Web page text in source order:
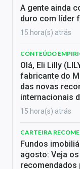
A gente ainda
duro com líder
15 hora(s) atrás
CONTEÚDO
Olá, Eli Lilly
fabricante do
das novas
internacionais
15 hora(s) atrás
CARTEIRA
Fundos
agosto: Veja
recomendados